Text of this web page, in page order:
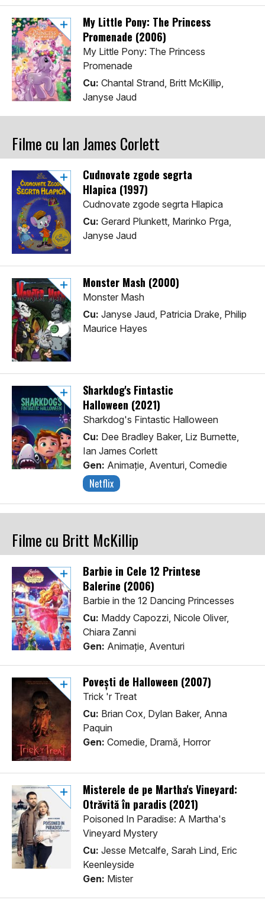
My Little Pony: The Princess
Promenade (2006)
My Little Pony: The Princess
Promenade
Cu: Chantal Strand, Britt McKillip,
Janyse Jaud
Filme cu Ian James Corlett
Cudnovate zgode segrta
Hlapica (1997)
Cudnovate zgode segrta Hlapica
Cu: Gerard Plunkett, Marinko Prga,
Janyse Jaud
Monster Mash (2000)
Monster Mash
Cu: Janyse Jaud, Patricia Drake, Philip
Maurice Hayes
Sharkdog's Fintastic
Halloween (2021)
Sharkdog's Fintastic Halloween
Cu: Dee Bradley Baker, Liz Burnette,
Ian James Corlett
Gen: Animaţie, Aventuri, Comedie
Netflix
Filme cu Britt McKillip
Barbie in Cele 12 Printese
Balerine (2006)
Barbie in the 12 Dancing Princesses
Cu: Maddy Capozzi, Nicole Oliver,
Chiara Zanni
Gen: Animaţie, Aventuri
Povești de Halloween (2007)
Trick 'r Treat
Cu: Brian Cox, Dylan Baker, Anna
Paquin
Gen: Comedie, Dramă, Horror
Misterele de pe Martha's Vineyard:
Otrăvită în paradis (2021)
Poisoned In Paradise: A Martha's
Vineyard Mystery
Cu: Jesse Metcalfe, Sarah Lind, Eric
Keenleyside
Gen: Mister